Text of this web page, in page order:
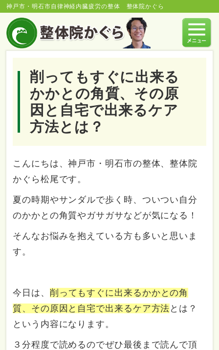
神戸市・明石市自律神経内臓疲労の整体 整体院かぐら
削ってもすぐに出来る
かかとの角質、その原
因と自宅で出来るケア
方法とは？
こんにちは、神戸市・明石市の整体、整体院
かぐら松尾です。
夏の時期やサンダルで歩く時、ついつい自分
のかかとの角質やガサガサなどが気になる！
そんなお悩みを抱えている方も多いと思いま
す。
今日は、 削ってもすぐに出来るかかとの角
質、その原因と自宅で出来るケア方法 とは？
という内容になります。
３分程度で読めるのでぜひ最後まで読んで頂